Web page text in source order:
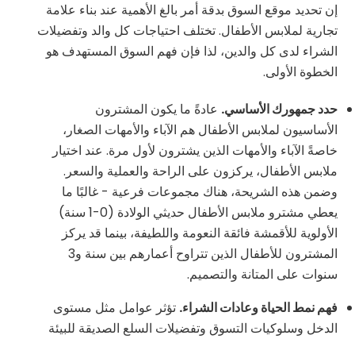
إن تحديد موقع السوق بدقة أمر بالغ الأهمية عند بناء علامة
تجارية لملابس الأطفال. تختلف احتياجات كل والد وتفضيلات
الشراء لدى كل والدين، لذا فإن فهم السوق المستهدف هو
الخطوة الأولى.
حدد جمهورك الأساسي. عادةً ما يكون المشترون
الأساسيون لملابس الأطفال هم الآباء والأمهات الصغار،
خاصةً الآباء والأمهات الذين يشترون لأول مرة. عند اختيار
ملابس الأطفال، يركزون على الراحة والعملية والسعر.
وضمن هذه الشريحة، هناك مجموعات فرعية - غالبًا ما
يعطي مشترو ملابس الأطفال حديثي الولادة (0-1 سنة)
الأولوية للأقمشة فائقة النعومة واللطيفة، بينما قد يركز
المشترون للأطفال الذين تتراوح أعمارهم بين سنة و3
سنوات على المتانة والتصميم.
فهم نمط الحياة وعادات الشراء. تؤثر عوامل مثل مستوى
الدخل وسلوكيات التسوق وتفضيلات السلع الصديقة للبيئة